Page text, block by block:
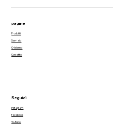
pagine
Prodotti
Servizio
Chi siamo
Contatto
Seguici
Instagram
Facebook
Youtube